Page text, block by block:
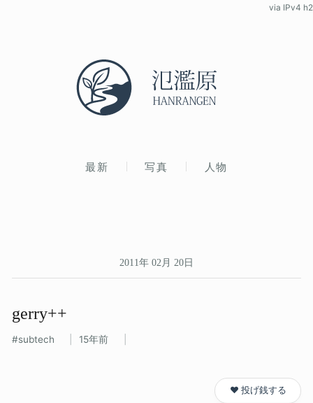
最新 写真 人物
via IPv4 h2
2011年 02月 20日
gerry++
subtech 15年前
❤️ 投げ銭する